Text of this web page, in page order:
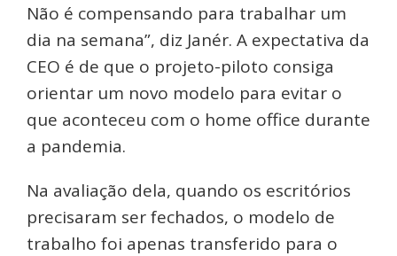
Não é compensando para trabalhar um
dia na semana”, diz Janér. A expectativa da
CEO é de que o projeto-piloto consiga
orientar um novo modelo para evitar o
que aconteceu com o home office durante
a pandemia.
Na avaliação dela, quando os escritórios
precisaram ser fechados, o modelo de
trabalho foi apenas transferido para o